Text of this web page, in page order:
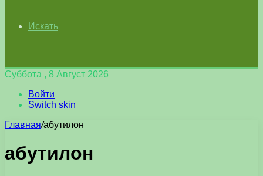
Искать
Суббота , 8 Август 2026
Войти
Switch skin
Главная/абутилон
абутилон